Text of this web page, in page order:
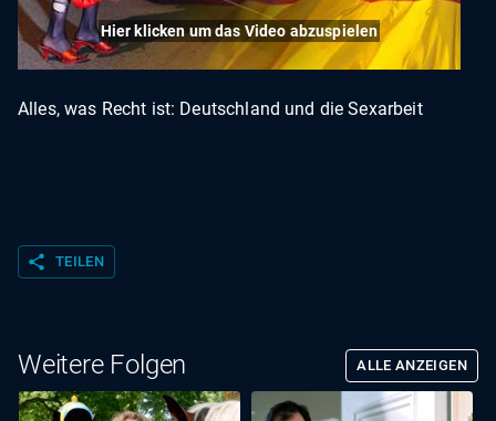
Hier klicken um das Video abzuspielen
Alles, was Recht ist: Deutschland und die Sexarbeit
share TEILEN
Weitere Folgen ALLE ANZEIGEN